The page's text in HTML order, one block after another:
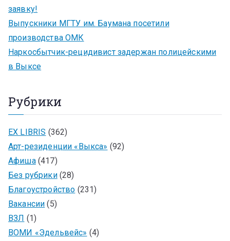
заявку!
Выпускники МГТУ им. Баумана посетили
производства ОМК
Наркосбытчик-рецидивист задержан полицейскими
в Выксе
Рубрики
EX LIBRIS (362)
Арт-резиденции «Выкса» (92)
Афиша(417)
Без рубрики(28)
Благоустройство (231)
Вакансии (5)
ВЗЛ (1)
ВОМИ «Эдельвейс» (4)